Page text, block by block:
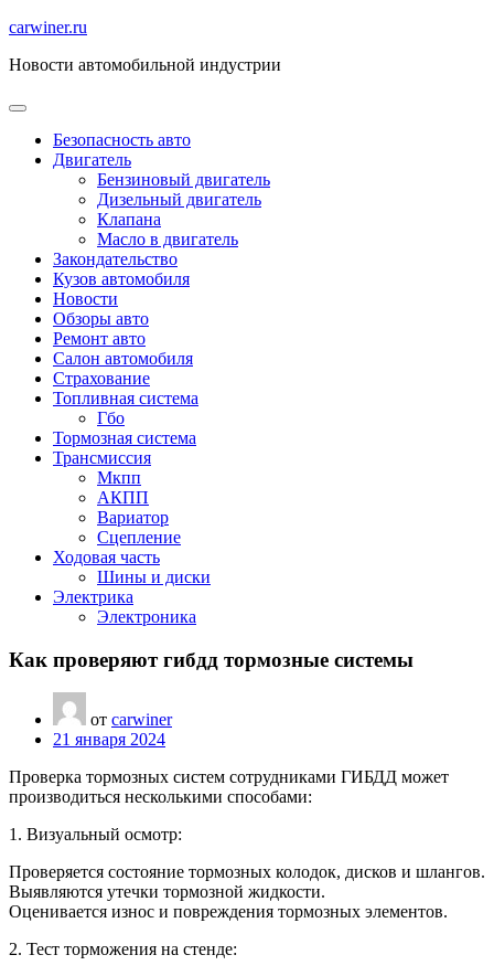
Перейти
содержимому
carwiner.ru
Новости автомобильной индустрии
Безопасность авто
Двигатель
Бензиновый двигатель
Дизельный двигатель
Клапана
Масло в двигатель
Закондательство
Кузов автомобиля
Новости
Обзоры авто
Ремонт авто
Салон автомобиля
Страхование
Топливная система
Гбо
Тормозная система
Трансмиссия
Мкпп
АКПП
Вариатор
Сцепление
Ходовая часть
Шины и диски
Электрика
Электроника
Как проверяют гибдд тормозные системы
от carwiner
21 января 2024
Проверка тормозных систем сотрудниками ГИБДД может
производиться несколькими способами:
1. Визуальный осмотр:
Проверяется состояние тормозных колодок, дисков и шлангов.
Выявляются утечки тормозной жидкости.
Оценивается износ и повреждения тормозных элементов.
2. Тест торможения на стенде: